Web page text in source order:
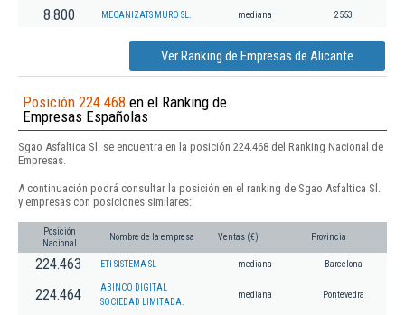
8.800 MECANIZATS MURO SL. mediana 2553
Ver Ranking de Empresas de Alicante
Posición 224.468 en el Ranking de
Empresas Españolas
Sgao Asfaltica Sl. se encuentra en la posición 224.468 del Ranking Nacional de
Empresas.
A continuación podrá consultar la posición en el ranking de Sgao Asfaltica Sl.
y empresas con posiciones similares:
Posición
Nacional
Nombre de la empresa Ventas (€) Provincia
224.463 ETI SISTEMA SL mediana Barcelona
224.464
ABINCO DIGITAL
SOCIEDAD LIMITADA.
mediana Pontevedra